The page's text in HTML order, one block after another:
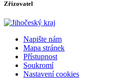
Zřizovatel
Napište nám
Mapa stránek
Přístupnost
Soukromí
Nastavení cookies